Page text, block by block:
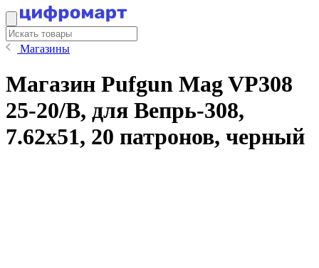
Магазины
Магазин Pufgun Mag VP308
25-20/B, для Вепрь-308,
7.62x51, 20 патронов, черный